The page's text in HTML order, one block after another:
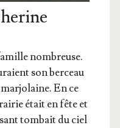
nom­breuse.
son ber­ceau
En ce
était en fête et
tom­bait du ciel